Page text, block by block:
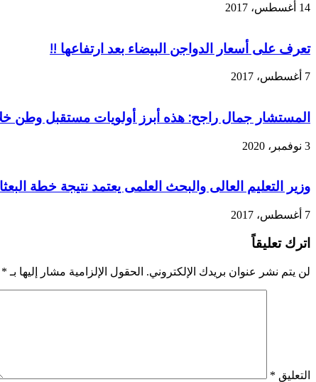
14 أغسطس، 2017
تعرف على أسعار الدواجن البيضاء بعد ارتفاعها !!
7 أغسطس، 2017
المستشار جمال راجح: هذه أبرز أولويات مستقبل وطن
3 نوفمبر، 2020
وزير التعليم العالى والبحث العلمى يعتمد نتيجة خطة
7 أغسطس، 2017
اترك تعليقاً
لن يتم نشر عنوان بريدك الإلكتروني. الحقول الإلزامية مشار إليها بـ *
التعليق *